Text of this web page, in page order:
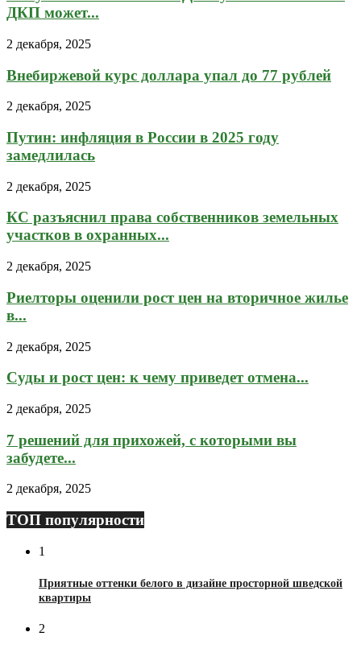
ДКП может...
2 декабря, 2025
Внебиржевой курс доллара упал до 77 рублей
2 декабря, 2025
Путин: инфляция в России в 2025 году
замедлилась
2 декабря, 2025
КС разъяснил права собственников земельных
участков в охранных...
2 декабря, 2025
Риелторы оценили рост цен на вторичное жилье
в...
2 декабря, 2025
Суды и рост цен: к чему приведет отмена...
2 декабря, 2025
7 решений для прихожей, с которыми вы
забудете...
2 декабря, 2025
ТОП популярности
1
Приятные оттенки белого в дизайне просторной шведской
квартиры
2